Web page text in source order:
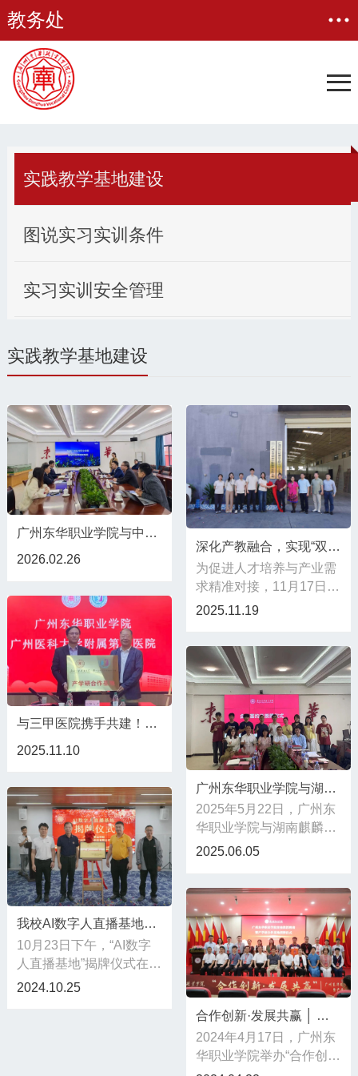
教务处
实践教学基地建设
图说实习实训条件
实习实训安全管理
实践教学基地建设
广州东华职业学院与中长康达、海康威视公司开展产教融合交流研讨会
2026.02.26
深化产教融合，实现“双向奔赴”！
为促进人才培养与产业需
求精准对接，11月17日上
午，学校常务副校长何文
务中心及智能机电学院相
关负责人一行，赴广州舆
核汽配制造有限公司进行
参观调研，并顺利举行校
企合作揭牌仪式。
2025.11.19
与三甲医院携手共建！又一产学研合作基地揭牌！
2025.11.10
广州东华职业学院与湖南麒麟信安科技股份有限公司成功签约
2025年5月22日，广州东
华职业学院与湖南麒麟信
安科技股份有限公司校企
本次签约仪式标志着双方
将在人才培养、专业共
建、实习就业、产学研融
合等方面展开深度合作，
共同推动信创产业高质量
发展。
2025.06.05
我校AI数字人直播基地揭牌仪式圆满完成！
10月23日下午，“AI数字
人直播基地”揭牌仪式在我
校财经学院举行，广州丰
2024.10.25
合作创新·发展共赢 │ 广州东华职业学院举办专场客座教授聘请仪式暨产学研合作基地授牌仪式
2024年4月17日，广州东
华职业学院举办“合作创新